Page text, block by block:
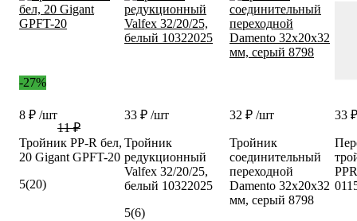
-27%
8 ₽ /шт
11 ₽
Тройник PP-R бел,
20 Gigant GPFT-20
5(20)
33 ₽ /шт
Тройник
редукционный
Valfex 32/20/25,
белый 10322025
5(6)
32 ₽ /шт
Тройник
соединительный
переходной
Damento 32x20x32
мм, серый 8798
33